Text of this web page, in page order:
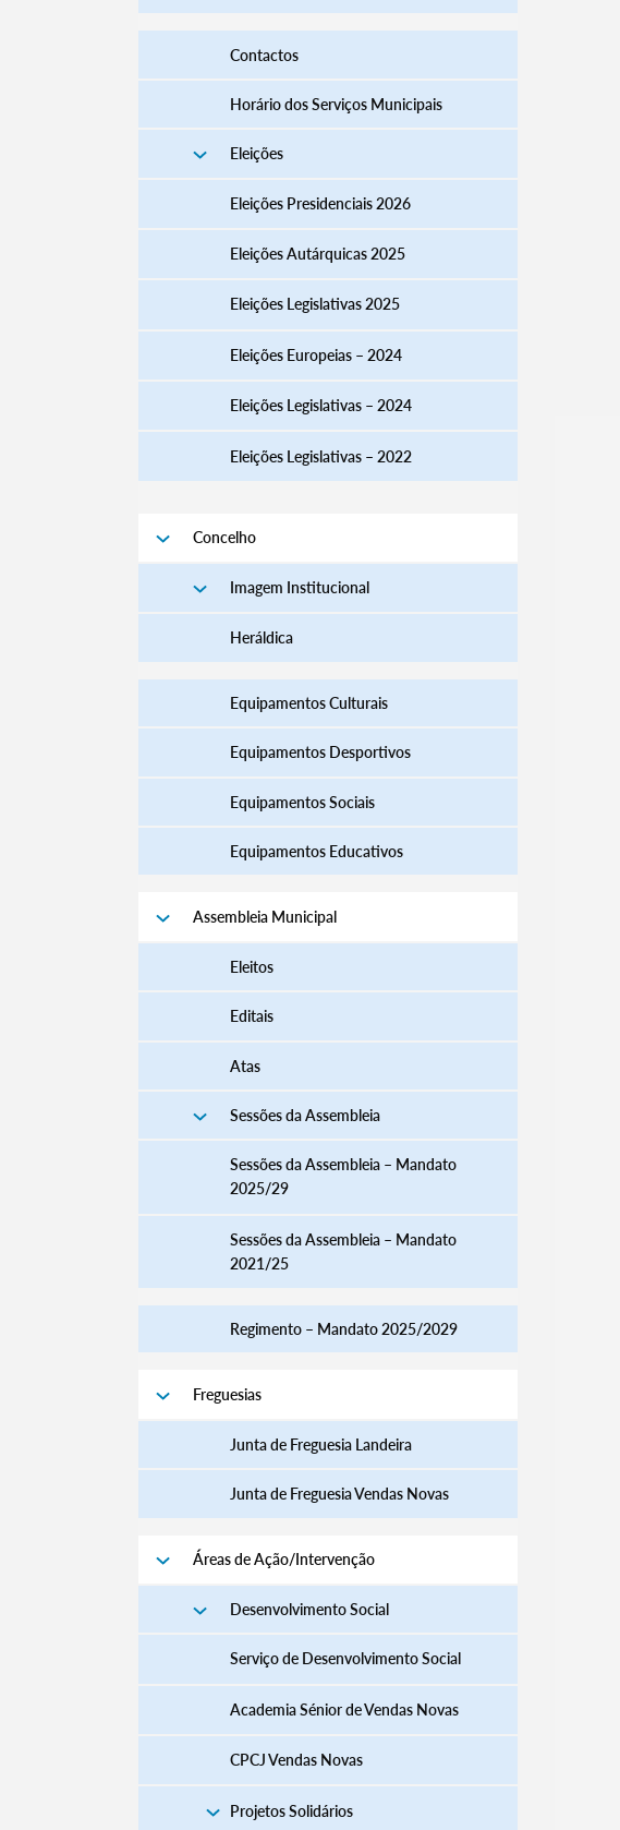
Termo de Pesquisa
Categorias gerais
Filtros
Contactos
Horário dos Serviços Municipais
Eleições
Eleições Presidenciais 2026
Eleições Autárquicas 2025
Eleições Legislativas 2025
Eleições Europeias – 2024
Eleições Legislativas – 2024
Eleições Legislativas – 2022
Concelho
Imagem Institucional
Heráldica
Equipamentos Culturais
Equipamentos Desportivos
Equipamentos Sociais
Equipamentos Educativos
Assembleia Municipal
Eleitos
Editais
Atas
Sessões da Assembleia
Sessões da Assembleia – Mandato
2025/29
Sessões da Assembleia – Mandato
2021/25
Regimento – Mandato 2025/2029
Freguesias
Junta de Freguesia Landeira
Junta de Freguesia Vendas Novas
Áreas de Ação/Intervenção
Desenvolvimento Social
Serviço de Desenvolvimento Social
Academia Sénior de Vendas Novas
CPCJ Vendas Novas
Projetos Solidários